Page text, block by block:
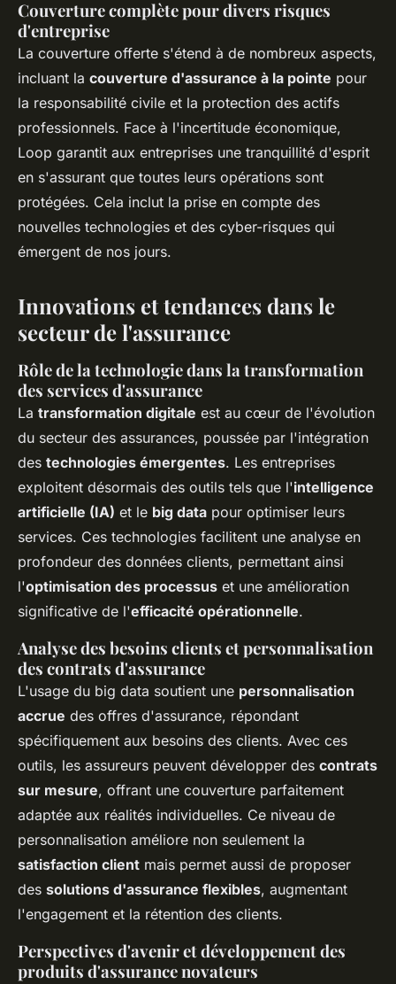
Couverture complète pour divers risques
d'entreprise
La couverture offerte s'étend à de nombreux aspects,
incluant la couverture d'assurance à la pointe pour
la responsabilité civile et la protection des actifs
professionnels. Face à l'incertitude économique,
Loop garantit aux entreprises une tranquillité d'esprit
en s'assurant que toutes leurs opérations sont
protégées. Cela inclut la prise en compte des
nouvelles technologies et des cyber-risques qui
émergent de nos jours.
Innovations et tendances dans le
secteur de l'assurance
Rôle de la technologie dans la transformation
des services d'assurance
La transformation digitale est au cœur de l'évolution
du secteur des assurances, poussée par l'intégration
des technologies émergentes. Les entreprises
exploitent désormais des outils tels que l'intelligence
artificielle (IA) et le big data pour optimiser leurs
services. Ces technologies facilitent une analyse en
profondeur des données clients, permettant ainsi
l'optimisation des processus et une amélioration
significative de l'efficacité opérationnelle.
Analyse des besoins clients et personnalisation
des contrats d'assurance
L'usage du big data soutient une personnalisation
accrue des offres d'assurance, répondant
spécifiquement aux besoins des clients. Avec ces
outils, les assureurs peuvent développer des contrats
sur mesure, offrant une couverture parfaitement
adaptée aux réalités individuelles. Ce niveau de
personnalisation améliore non seulement la
satisfaction client mais permet aussi de proposer
des solutions d'assurance flexibles, augmentant
l'engagement et la rétention des clients.
Perspectives d'avenir et développement des
produits d'assurance novateurs